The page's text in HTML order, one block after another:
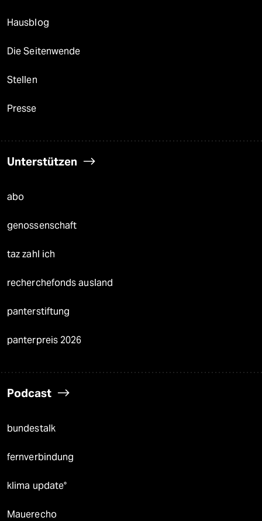
Hausblog
Die Seitenwende
Stellen
Presse
Unterstützen
abo
genossenschaft
taz zahl ich
recherchefonds ausland
panterstiftung
panterpreis 2026
Podcast
bundestalk
fernverbindung
klima update°
Mauerecho